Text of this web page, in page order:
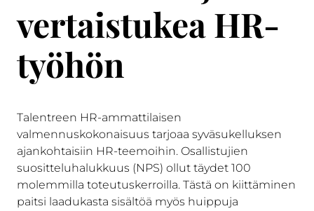
vertaistukea HR-
työhön
Talentreen HR-ammattilaisen
valmennuskokonaisuus tarjoaa syväsukelluksen
ajankohtaisiin HR-teemoihin. Osallistujien
suositteluhalukkuus (NPS) ollut täydet 100
molemmilla toteutuskerroilla. Tästä on kiittäminen
paitsi laadukasta sisältöä myös huippuja